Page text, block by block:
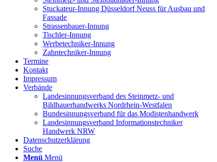
Stuckateur-Innung Düsseldorf Neuss für Ausbau und
Fassade
Strassenbauer-Innung
Tischler-Innung
Werbetechniker-Innung
Zahntechniker-Innung
Termine
Kontakt
Impressum
Verbände
Landesinnungsverband des Steinmetz- und
Bildhauerhandwerks Nordrhein-Westfalen
Bundesinnungsverband für das Modistenhandwerk
Landesinnungsverband Informationstechniker
Handwerk NRW
Datenschutzerklärung
Suche
Menü Menü